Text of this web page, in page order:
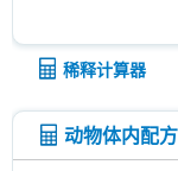
N-
稀释计算器
动物体内配